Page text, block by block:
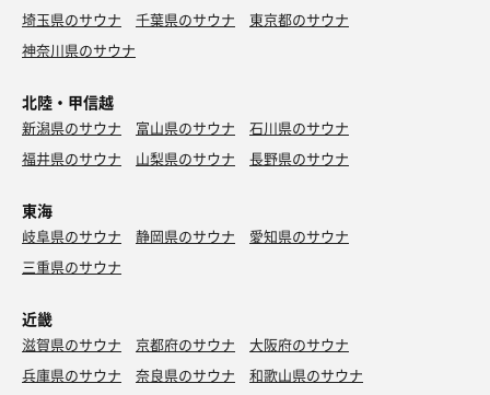
埼玉県のサウナ
千葉県のサウナ
東京都のサウナ
神奈川県のサウナ
北陸・甲信越
新潟県のサウナ 富山県のサウナ
石川県のサウナ
福井県のサウナ
山梨県のサウナ 長野県のサウナ
東海
岐阜県のサウナ 静岡県のサウナ
愛知県のサウナ
三重県のサウナ
近畿
滋賀県のサウナ 京都府のサウナ
大阪府のサウナ
兵庫県のサウナ
奈良県のサウナ 和歌山県のサウナ